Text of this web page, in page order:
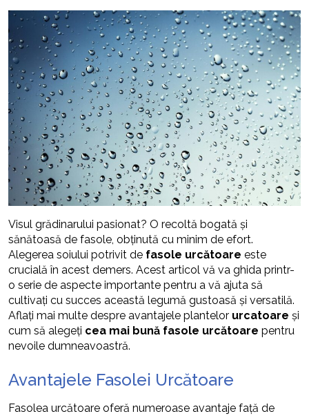
Visul grădinarului pasionat? O recoltă bogată și
sănătoasă de fasole, obținută cu minim de efort.
Alegerea soiului potrivit de fasole urcătoare este
crucială în acest demers. Acest articol vă va ghida printr-
o serie de aspecte importante pentru a vă ajuta să
cultivați cu succes această legumă gustoasă și versatilă.
Aflați mai multe despre avantajele plantelor urcatoare și
cum să alegeți cea mai bună fasole urcătoare pentru
nevoile dumneavoastră.
Avantajele Fasolei Urcătoare
Fasolea urcătoare oferă numeroase avantaje față de